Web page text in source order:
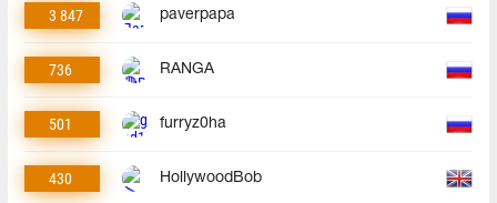
3 847 paverpapa
736 RANGA
501 furryz0ha
430 HollywoodBob